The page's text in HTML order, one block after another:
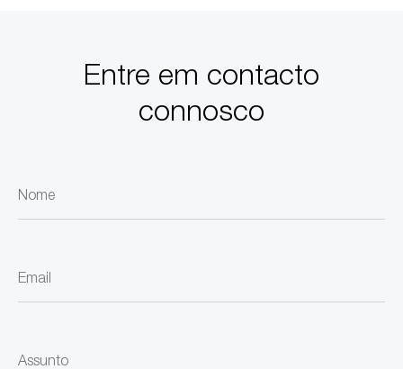
Entre em contacto
connosco
Nome
Email
Assunto